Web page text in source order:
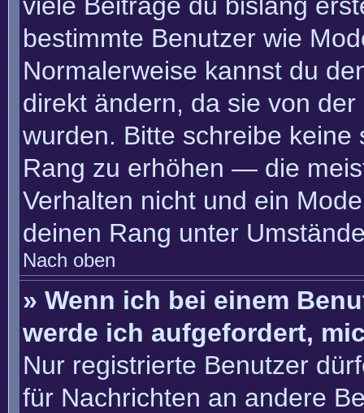
bestimmte Benutzer wie
Normalerweise kannst du
direkt ändern, da sie von
wurden. Bitte schreibe
Rang zu erhöhen — die
Verhalten nicht und ein
deinen Rang unter
Nach oben
» Wenn ich bei einem
werde ich aufgefordert,
Nur registrierte Benutzer
für Nachrichten an andere